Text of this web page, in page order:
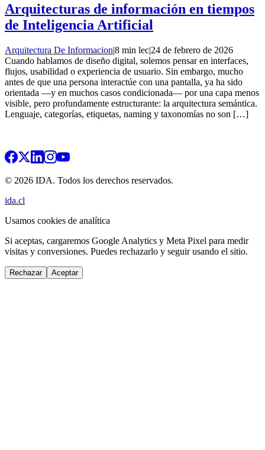
Arquitecturas de información en tiempos
de Inteligencia Artificial
Arquitectura De Informacion|8 min lec|24 de febrero de 2026
Cuando hablamos de diseño digital, solemos pensar en interfaces,
flujos, usabilidad o experiencia de usuario. Sin embargo, mucho
antes de que una persona interactúe con una pantalla, ya ha sido
orientada —y en muchos casos condicionada— por una capa menos
visible, pero profundamente estructurante: la arquitectura semántica.
Lenguaje, categorías, etiquetas, naming y taxonomías no son […]
© 2026 IDA. Todos los derechos reservados.
ida.cl
Usamos cookies de analítica
Si aceptas, cargaremos Google Analytics y Meta Pixel para medir
visitas y conversiones. Puedes rechazarlo y seguir usando el sitio.
Rechazar Aceptar